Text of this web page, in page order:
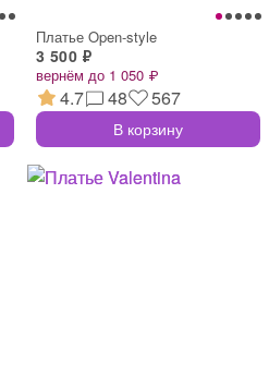
Платье Open-style
3 500 ₽
вернём до 1 050 ₽
4.7 48 567
В корзину